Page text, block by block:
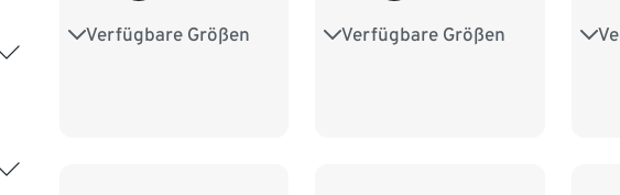
Verfügbare Größen
37 38 39 40 Verfügbare Größen
37 38 39 40 37